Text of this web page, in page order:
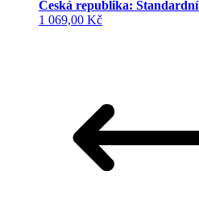
Česká republika:
1 069,00 Kč